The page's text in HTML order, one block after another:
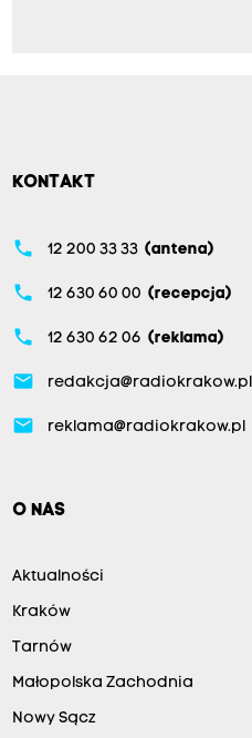
KONTAKT
phone 12 200 33 33 (antena)
phone 12 630 60 00 (recepcja)
phone 12 630 62 06 (reklama)
email redakcja@radiokrakow.pl
email reklama@radiokrakow.pl
O NAS
Aktualności
Kraków
Tarnów
Małopolska Zachodnia
Nowy Sącz